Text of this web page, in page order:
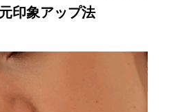
印象アップ法